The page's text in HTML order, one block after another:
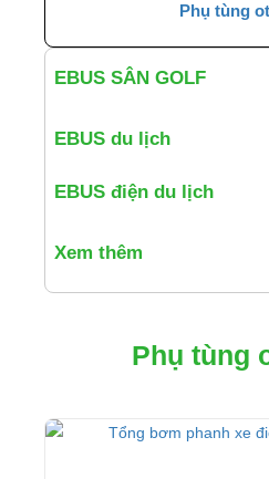
Phụ tùng
EBUS SÂN GOLF
EBUS du lịch
EBUS điện du lịch
Xem thêm
Phụ tùng